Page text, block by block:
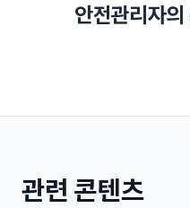
안전관리자
관련 콘텐츠